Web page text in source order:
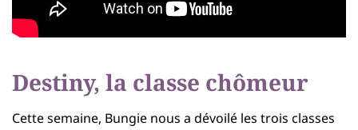
Destiny, la classe chômeur
Cette semaine, Bungie nous a dévoilé les trois classes